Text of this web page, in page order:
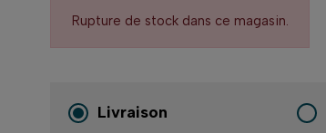
Rupture de stock dans ce magasin.
Livraison